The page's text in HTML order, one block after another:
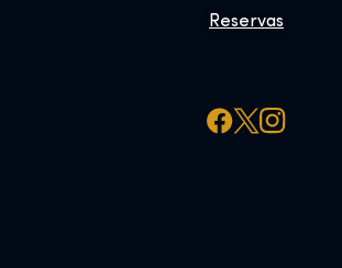
Reservas